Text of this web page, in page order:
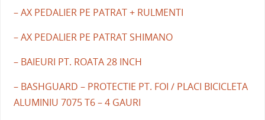
– AX PEDALIER PE PATRAT + RULMENTI
– AX PEDALIER PE PATRAT SHIMANO
– BAIEURI PT. ROATA 28 INCH
– BASHGUARD – PROTECTIE PT. FOI / PLACI BICICLETA
ALUMINIU 7075 T6 – 4 GAURI